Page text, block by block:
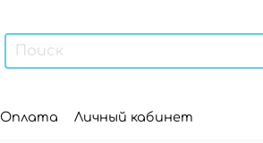
Оплата Личный кабинет